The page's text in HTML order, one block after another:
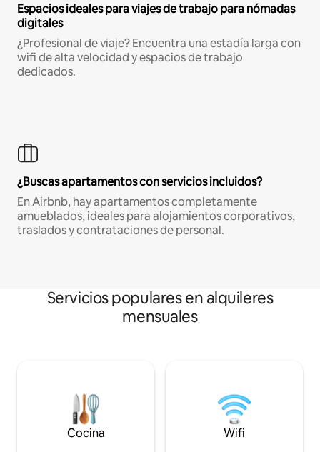
Espacios ideales para viajes de trabajo para nómadas
digitales
¿Profesional de viaje? Encuentra una estadía larga con
wifi de alta velocidad y espacios de trabajo
dedicados.
¿Buscas apartamentos con servicios incluidos?
En Airbnb, hay apartamentos completamente
amueblados, ideales para alojamientos corporativos,
traslados y contrataciones de personal.
Servicios populares en alquileres
mensuales
Cocina Wifi